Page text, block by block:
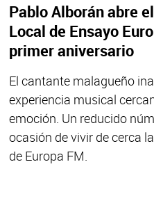
Pablo Alborán abre
Local de Ensayo
primer aniversario
El cantante malagueño
experiencia musical
emoción. Un reducido
ocasión de vivir de cerca
de Europa FM.